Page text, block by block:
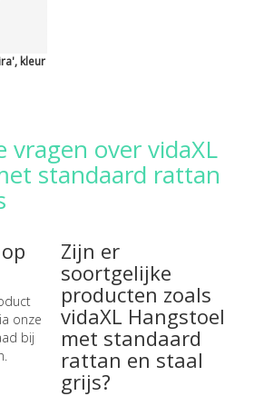
kleur
vragen over vidaXL
standaard rattan
onze
bij
.
Zijn er
soortgelijke
producten zoals
vidaXL Hangstoel
met standaard
rattan en staal
grijs?